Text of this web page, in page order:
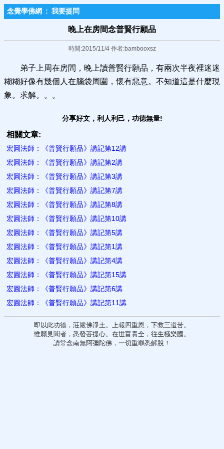
念覺學佛網 : 我要提問
晚上在房間念普賢行願品
時間:2015/11/4 作者:bambooxsz
弟子上周在房間，晚上讀普賢行願品，有兩次半夜裡迷迷
糊糊好像有幾個人在腦袋周圍，懷有惡意。不知道這是什麼現
象。求解。。。
分享好文，利人利己，功德無量!
相關文章:
宏圓法師：《普賢行願品》講記第12講
宏圓法師：《普賢行願品》講記第2講
宏圓法師：《普賢行願品》講記第3講
宏圓法師：《普賢行願品》講記第7講
宏圓法師：《普賢行願品》講記第8講
宏圓法師：《普賢行願品》講記第10講
宏圓法師：《普賢行願品》講記第5講
宏圓法師：《普賢行願品》講記第1講
宏圓法師：《普賢行願品》講記第4講
宏圓法師：《普賢行願品》講記第15講
宏圓法師：《普賢行願品》講記第6講
宏圓法師：《普賢行願品》講記第11講
即以此功德，莊嚴佛淨土。上報四重恩，下救三道苦。
惟願見聞者，悉發菩提心。在世富貴全，往生極樂國。
請常念南無阿彌陀佛，一切重罪悉解脫！